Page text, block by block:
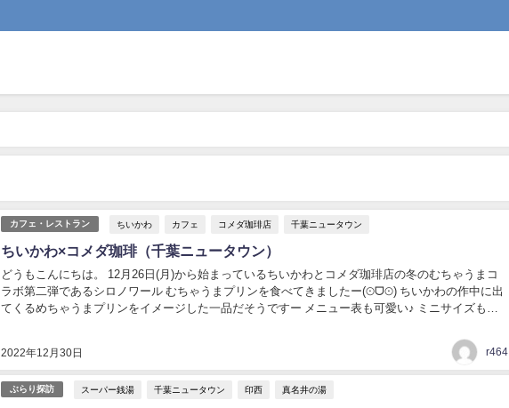
カフェ・レストラン ちいかわ カフェ コメダ珈琲店 千葉ニュータウン
ちいかわ×コメダ珈琲（千葉ニュータウン）
2022年12月30日
どうもこんにちは。 12月26日(月)から始まっているちいかわとコメダ珈琲店の冬のむちゃうまコ
ラボ第二弾であるシロノワール むちゃうまプリンを食べてきましたー(⊙ᗜ⊙) ちいかわの作中に出
てくるめちゃうまプリンをイメージした一品だそうですー メニュー表も可愛い♪ ミニサイズも選
r464
ぶらり探訪 スーパー銭湯 千葉ニュータウン 印西 真名井の湯